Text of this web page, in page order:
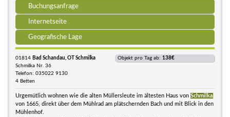
Buchungsanfrage
Internetseite
Geografische Lage
01814 Bad Schandau, OT Schmilka
Schmilka Nr. 36
Telefon: 035022 9130
4 Betten
Objekt pro Tag ab: 138€
Urgemütlich wohnen wie die alten Müllersleute im ältesten Haus von Schmilka
von 1665, direkt über dem Mühlrad am plätschernden Bach und mit Blick in den
Mühlenhof.